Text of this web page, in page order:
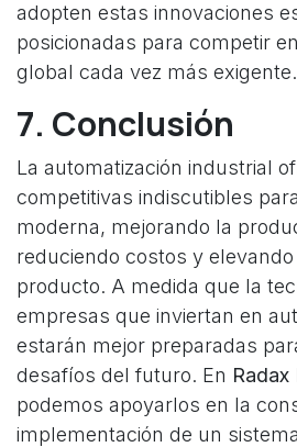
adopten estas innovaciones
posicionadas para competir
global cada vez más exigente.
7. Conclusión
La automatización industrial
competitivas indiscutibles
moderna, mejorando la
reduciendo costos y
producto. A medida que la
empresas que inviertan en
estarán mejor preparadas
desafíos del futuro. En Radax
podemos apoyarlos en la
implementación de un